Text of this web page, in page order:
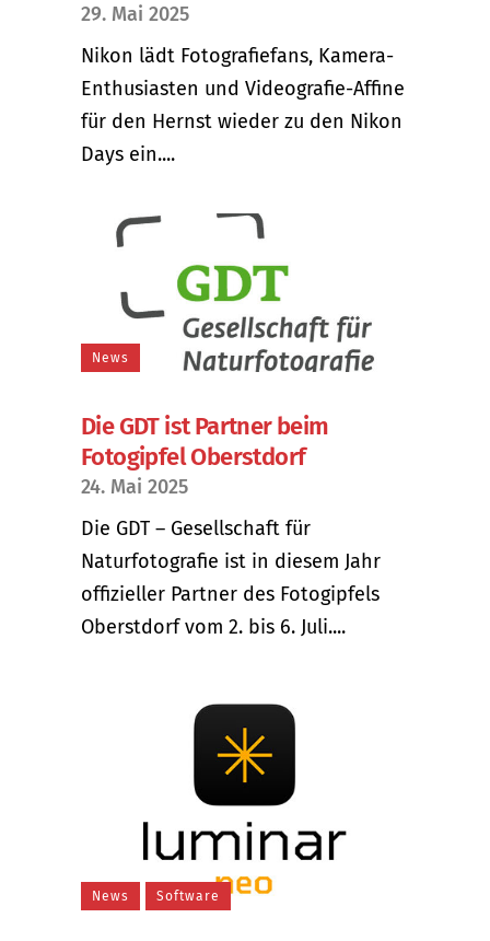
29. Mai 2025
Nikon lädt Fotografiefans, Kamera-
Enthusiasten und Videografie-Affine
für den Hernst wieder zu den Nikon
Days ein....
News
Die GDT ist Partner beim
Fotogipfel Oberstdorf
24. Mai 2025
Die GDT – Gesellschaft für
Naturfotografie ist in diesem Jahr
offizieller Partner des Fotogipfels
Oberstdorf vom 2. bis 6. Juli....
News Software